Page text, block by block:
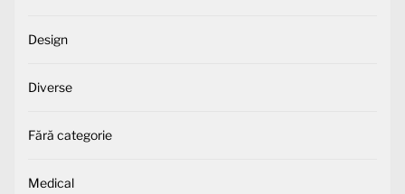
Design
Diverse
Fără categorie
Medical